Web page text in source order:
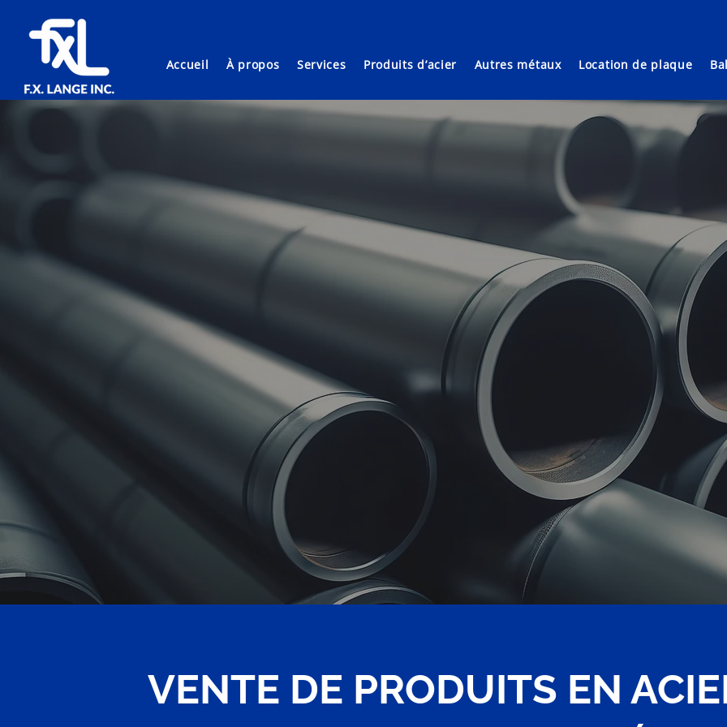
Accueil À propos Services Produits d’acier Autres métaux Location de plaque
VENTE DE PRODUITS EN